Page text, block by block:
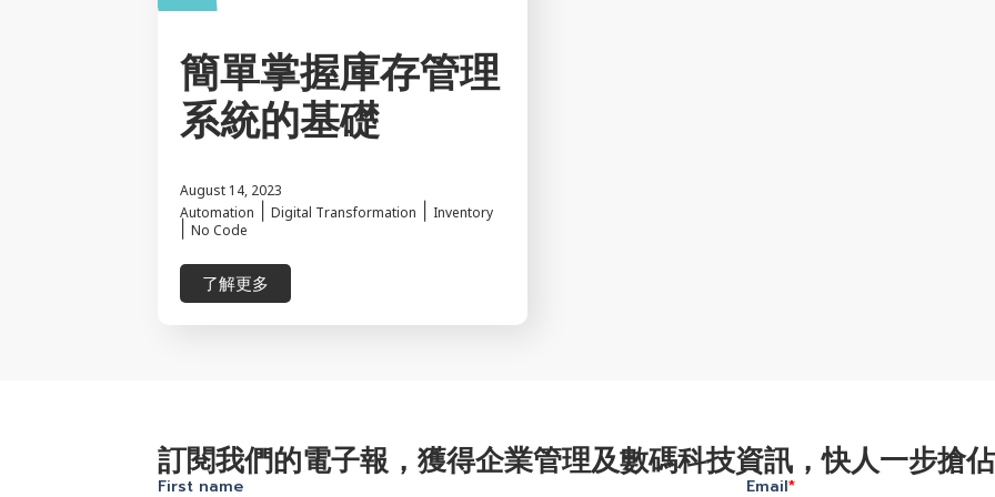
簡單掌握庫存管理
系統的基礎
August 14, 2023
Automation
Digital Transformation Inventory
No Code
了解更多
訂閱我們的電子報，獲得企業管理及數碼科技資訊，快人一步搶